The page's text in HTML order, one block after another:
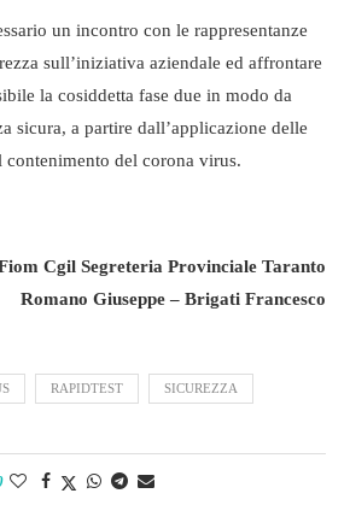
un incontro con le rappresentanze
sull’iniziativa aziendale ed affrontare
la cosiddetta fase due in modo da
sicura, a partire dall’applicazione delle
del corona virus.
Cgil Segreteria Provinciale Taranto
Romano Giuseppe – Brigati Francesco
RAPIDTEST SICUREZZA